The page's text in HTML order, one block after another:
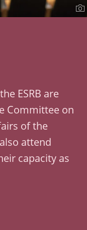
ESRB are
Committee on
of the
attend
capacity as